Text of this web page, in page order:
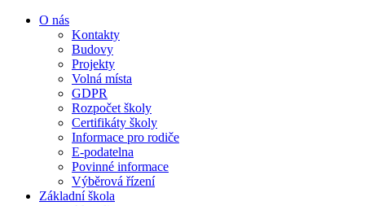
O nás
Kontakty
Budovy
Projekty
Volná místa
GDPR
Rozpočet školy
Certifikáty školy
Informace pro rodiče
E-podatelna
Povinné informace
Výběrová řízení
Základní škola